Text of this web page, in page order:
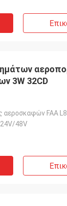
3W 32CD
αεροσκαφών FAA
48V